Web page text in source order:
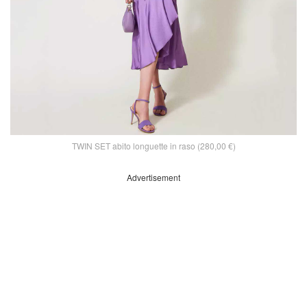
TWIN SET abito longuette in raso (280,00 €)
Advertisement